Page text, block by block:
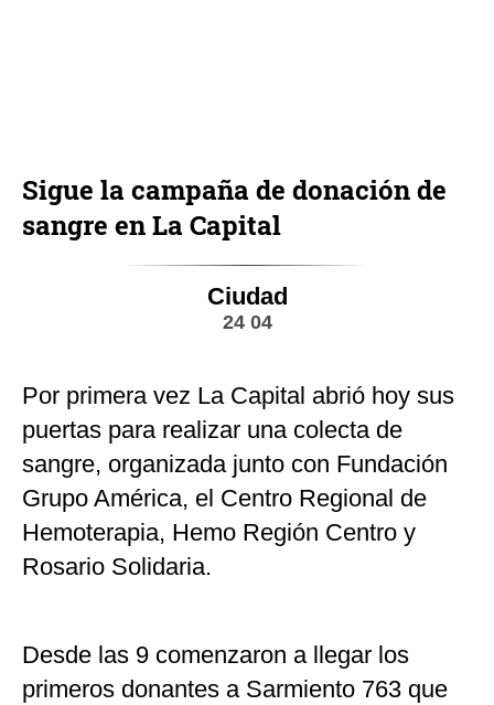
Sigue la campaña de donación de
sangre en La Capital
Ciudad
24 04
Por primera vez La Capital abrió hoy sus
puertas para realizar una colecta de
sangre, organizada junto con Fundación
Grupo América, el Centro Regional de
Hemoterapia, Hemo Región Centro y
Rosario Solidaria.
Desde las 9 comenzaron a llegar los
primeros donantes a Sarmiento 763 que